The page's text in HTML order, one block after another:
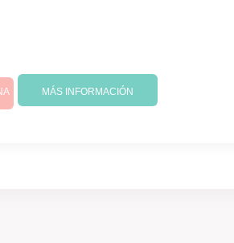
MÁS INFORMACIÓN